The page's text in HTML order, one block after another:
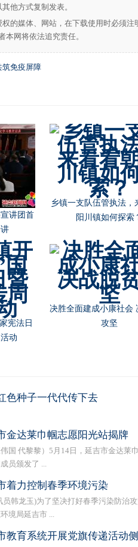
他方式复制发表。
的媒体、网站，在下载使用时必须注
本网将依法追究责任。
筑免疫屏障
讲团首
乡镇一支队伍管执法，
阳川镇如何探索
宪法日
动
决胜全面建成小康社会
攻坚
色种子一代代传下去
金达莱巾帼志愿阳光站揭牌
代黎黎）5月14日，延吉市金达莱
员颁发了 ...
着力控制春季环境污染
龙玉)为了坚决打好春季污染防治攻
境局延吉市 ...
教育系统开展党旗传递活动